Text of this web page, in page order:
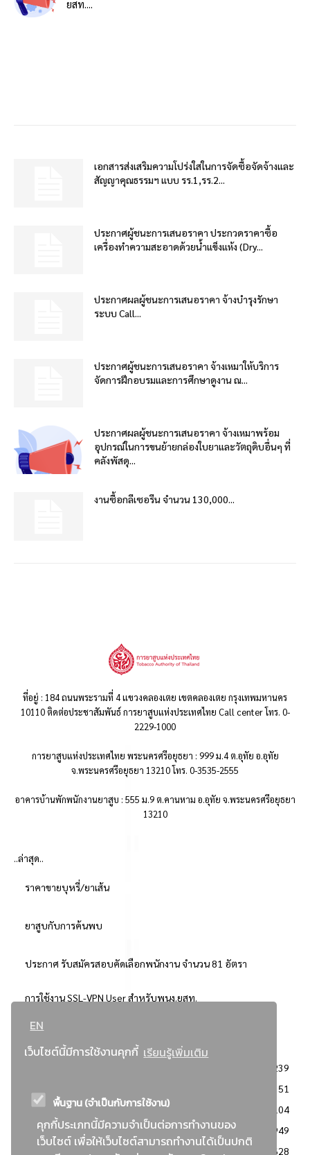
EN
เว็บไซต์นี้มีการใช้งานคุกกี้ เรียนรู้เพิ่มเติม
พื้นฐาน (จำเป็นกับการใช้งาน)
คุกกี้ประเภทนี้มีความจำเป็นต่อการทำงานของ
เว็บไซต์ เพื่อให้เว็บไซต์สามารถทำงานได้เป็นปกติ
ยสท....
เอกสารส่งเสริมความโปร่งใสในการจัดซื้อจัดจ้างและ
สัญญาคุณธรรมฯ แบบ รร.1,รร.2...
ประกาศผู้ชนะการเสนอราคา ประกวดราคาซื้อ
เครื่องทำความสะอาดด้วยน้ำแข็งแห้ง (Dry...
ประกาศผลผู้ชนะการเสนอราคา จ้างบำรุงรักษา
ระบบ Call...
ประกาศผู้ชนะการเสนอราคา จ้างเหมาให้บริการ
จัดการฝึกอบรมและการศึกษาดูงาน ณ...
ประกาศผลผู้ชนะการเสนอราคา จ้างเหมาพร้อม
อุปกรณ์ในการขนย้ายกล่องใบยาและวัตถุดิบอื่นๆ ที่
คลังพัสดุ...
งานซื้อกลีเซอรีน จำนวน 130,000...
ที่อยู่ : 184 ถนนพระรามที่ 4 แขวงคลองเตย เขตคลองเตย กรุงเทพมหานคร
10110 ติดต่อประชาสัมพันธ์ การยาสูบแห่งประเทศไทย Call center โทร. 0-
2229-1000
การยาสูบแห่งประเทศไทย พระนครศรีอยุธยา : 999 ม.4 ต.อุทัย อ.อุทัย
จ.พระนครศรีอยุธยา 13210 โทร. 0-3535-2555
อาคารบ้านพักพนักงานยาสูบ : 555 ม.9 ต.คานหาม อ.อุทัย จ.พระนครศรีอยุธยา
13210
..ล่าสุด..
ราคาขายบุหรี่/ยาเส้น
ยาสูบกับการค้นพบ
ประกาศ รับสมัครสอบคัดเลือกพนักงาน จำนวน 81 อัตรา
การใช้งาน SSL-VPN User สำหรับพนง.ยสท.
..ยอดนิยม..
3239
2351
: วิธีเฉพาะเจาะจง
2104
ข่าวสาร/ประกาศ
1949
: เอกสารส่งเสริมความโปร่งใสในการจัดซื้อจัดจ้าง
1628